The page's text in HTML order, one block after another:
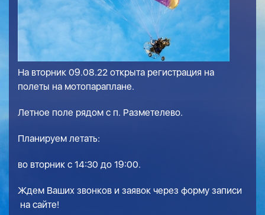
На вторник 09.08.22 открыта регистрация на
полеты на мотопараплане.
Летное поле рядом с п. Разметелево.
Планируем летать:
во вторник с 14:30 до 19:00.
Ждем Ваших звонков и заявок через форму записи
на сайте!